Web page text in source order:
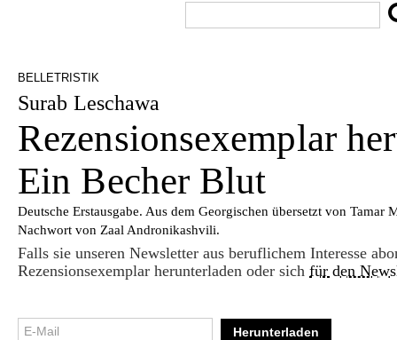
BELLETRISTIK
Surab Leschawa
Rezensionsexemplar
Ein Becher Blut
Deutsche Erstausgabe. Aus dem Georgischen übersetzt von Tamar
Nachwort von Zaal Andronikashvili.
Falls sie unseren Newsletter aus beruflichem Interesse
Rezensionsexemplar herunterladen oder sich für den
Herunterladen